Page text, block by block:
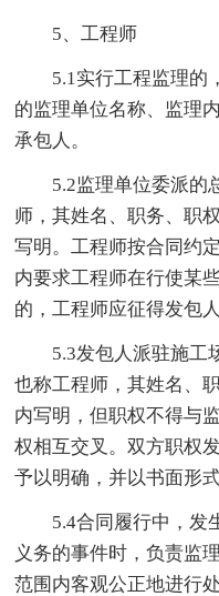
5、工程师
5.1实行工程监理的
的监理单位名称、监理
承包人。
5.2监理单位委派的
师，其姓名、职务、职
写明。工程师按合同约
内要求工程师在行使某
的，工程师应征得发包人
5.3发包人派驻施工
也称工程师，其姓名、
内写明，但职权不得与
权相互交叉。双方职权
予以明确，并以书面形
5.4合同履行中，发
义务的事件时，负责监
范围内客观公正地进行